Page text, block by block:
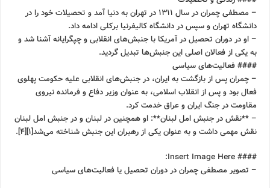
– مصطفی چمران در سال ۱۳۱۱ در تهران به دنیا آمد و تحصیلات خود را در
دانشگاه تهران و سپس در دانشگاه کالیفرنیا برکلی ادامه داد.
– او در دوران تحصیل در آمریکا با جنبش‌های انقلابی و چپگرایانه آشنا شد و
به یکی از فعالان اصلی این جنبش‌ها تبدیل گردید.
#### فعالیت‌های سیاسی
– چمران پس از بازگشت به ایران، در جنبش‌های انقلابی علیه حکومت پهلوی
فعال بود و پس از انقلاب اسلامی، به عنوان وزیر دفاع و فرمانده نیروی
مقاومت در جنگ ایران و عراق خدمت کرد.
– **نقش در جنبش امل لبنان**: او همچنین در لبنان و در جنبش امل لبنان
نقش مهمی داشت و به عنوان یکی از رهبران این جنبش شناخته می‌شد[۱][۴].
#### Insert Image Here:
– تصویر مصطفی چمران در دوران تحصیل یا فعالیت‌های سیاسی